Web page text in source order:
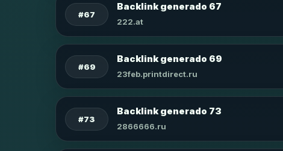
#67
Backlink generado 67
222.at
#69
Backlink generado 69
23feb.printdirect.ru
#73
Backlink generado 73
2866666.ru